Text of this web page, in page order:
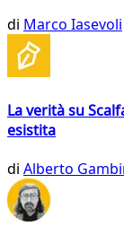
di Marco Iasevoli
La verità su
esistita
di Alberto